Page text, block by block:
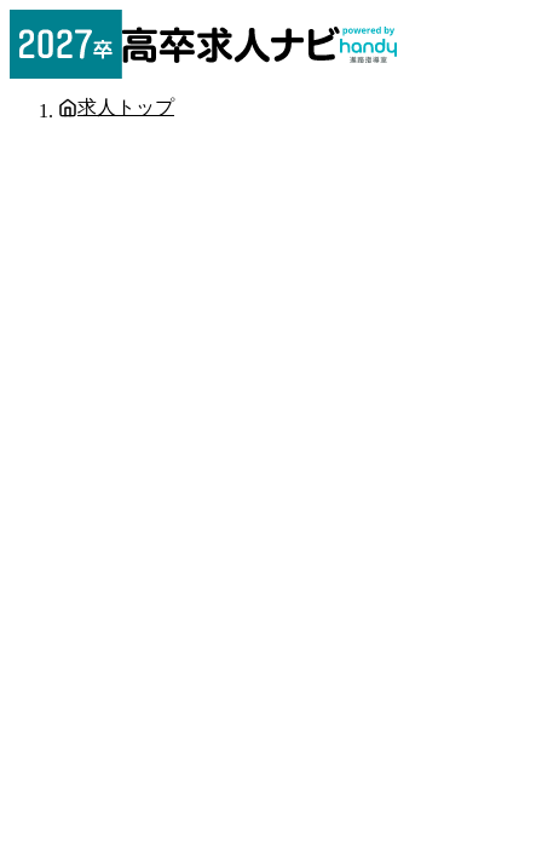
求人トップ